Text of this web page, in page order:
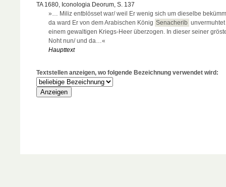
TA 1680, Iconologia Deorum, S. 137
»… Miliz entblösset war/ weil Er wenig sich um dieselbe
da ward Er von dem Arabischen König Senacherib unvermuhtet
einem gewaltigen Kriegs-Heer überzogen. In dieser seiner
Noht nun/ und da…«
Haupttext
Textstellen anzeigen, wo folgende Bezeichnung verwendet wird: